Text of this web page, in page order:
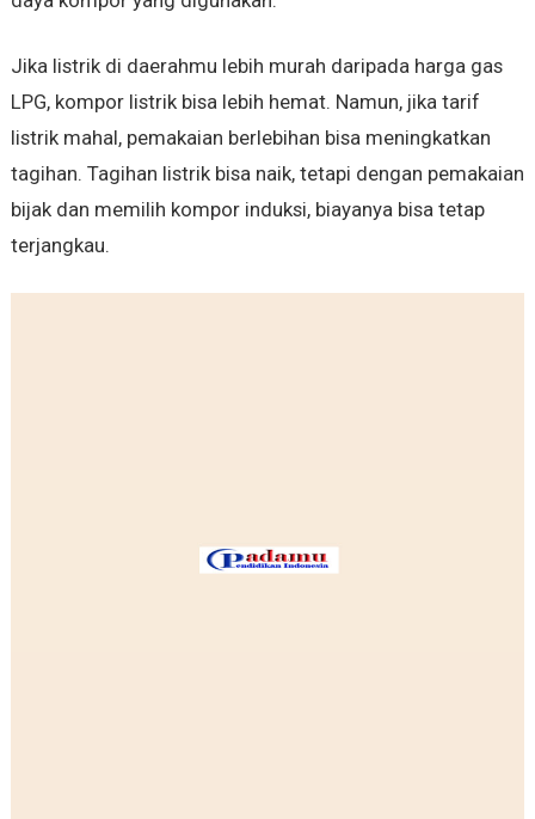
Jika listrik di daerahmu lebih murah daripada harga gas
LPG, kompor listrik bisa lebih hemat. Namun, jika tarif
listrik mahal, pemakaian berlebihan bisa meningkatkan
tagihan. Tagihan listrik bisa naik, tetapi dengan pemakaian
bijak dan memilih kompor induksi, biayanya bisa tetap
terjangkau.